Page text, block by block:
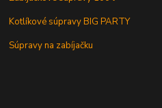
Kotlíkové súpravy BIG PARTY
Súpravy na zabíjačku